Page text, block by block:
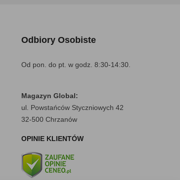
Odbiory Osobiste
Od pon. do pt. w godz. 8:30-14:30.
Magazyn Global:
ul. Powstańców Styczniowych 42
32-500 Chrzanów
OPINIE KLIENTÓW